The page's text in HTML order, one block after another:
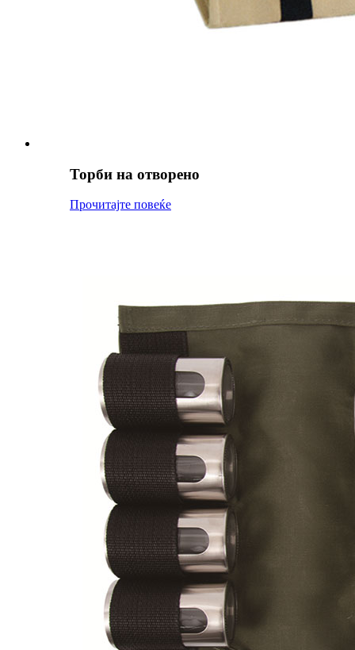
Торби на отворено
Прочитајте повеќе